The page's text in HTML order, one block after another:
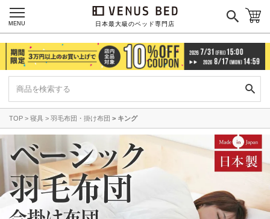
日本最大級のベッド専門店
MENU
TOP 寝具 羽毛布団・掛け布団 キング